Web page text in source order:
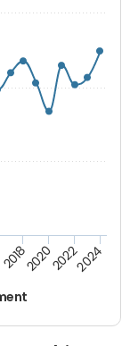
2018202020222024